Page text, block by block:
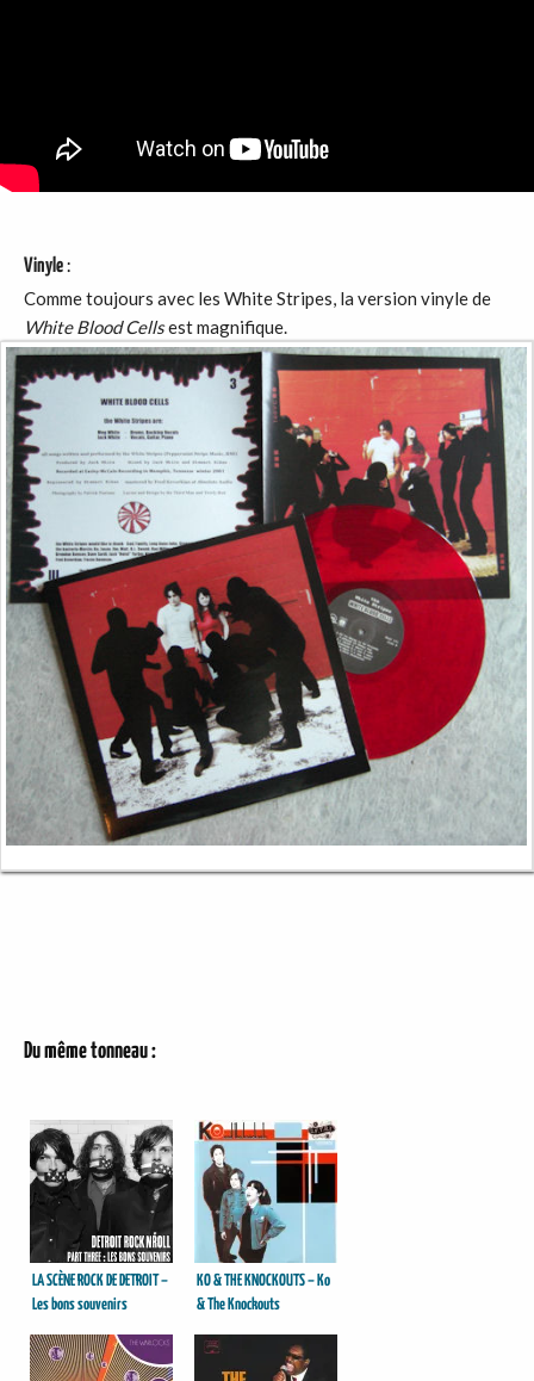
Vinyle:
Comme toujours avec les White Stripes, la version vinyle de
White Blood Cellsest magnifique.
Du même tonneau :
LA SCÈNE ROCK DE DETROIT –
Les bons souvenirs
KO & THE KNOCKOUTS – Ko
& The Knockouts